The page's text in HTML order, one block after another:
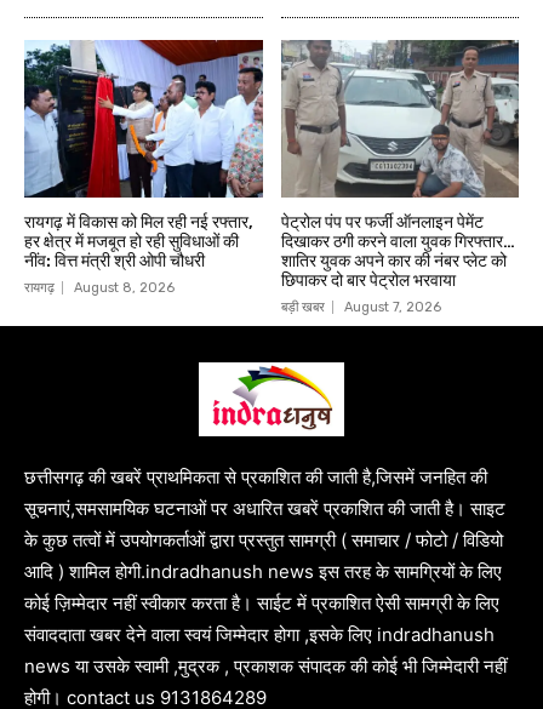
रायगढ़ में विकास को मिल रही नई रफ्तार,
हर क्षेत्र में मजबूत हो रही सुविधाओं की
नींव: वित्त मंत्री श्री ओपी चौधरी
रायगढ़ August 8, 2026
पेट्रोल पंप पर फर्जी ऑनलाइन पेमेंट
दिखाकर ठगी करने वाला युवक गिरफ्तार…
शातिर युवक अपने कार की नंबर प्लेट को
छिपाकर दो बार पेट्रोल भरवाया
बड़ी खबर August 7, 2026
छत्तीसगढ़ की खबरें प्राथमिकता से प्रकाशित की जाती है,जिसमें जनहित की
सूचनाएं,समसामयिक घटनाओं पर अधारित खबरें प्रकाशित की जाती है। साइट
के कुछ तत्वों में उपयोगकर्ताओं द्वारा प्रस्तुत सामग्री ( समाचार / फोटो / विडियो
आदि ) शामिल होगी.indradhanush news इस तरह के सामग्रियों के लिए
कोई ज़िम्मेदार नहीं स्वीकार करता है। साईट में प्रकाशित ऐसी सामग्री के लिए
संवाददाता खबर देने वाला स्वयं जिम्मेदार होगा ,इसके लिए indradhanush
news या उसके स्वामी ,मुद्रक , प्रकाशक संपादक की कोई भी जिम्मेदारी नहीं
होगी। contact us 9131864289